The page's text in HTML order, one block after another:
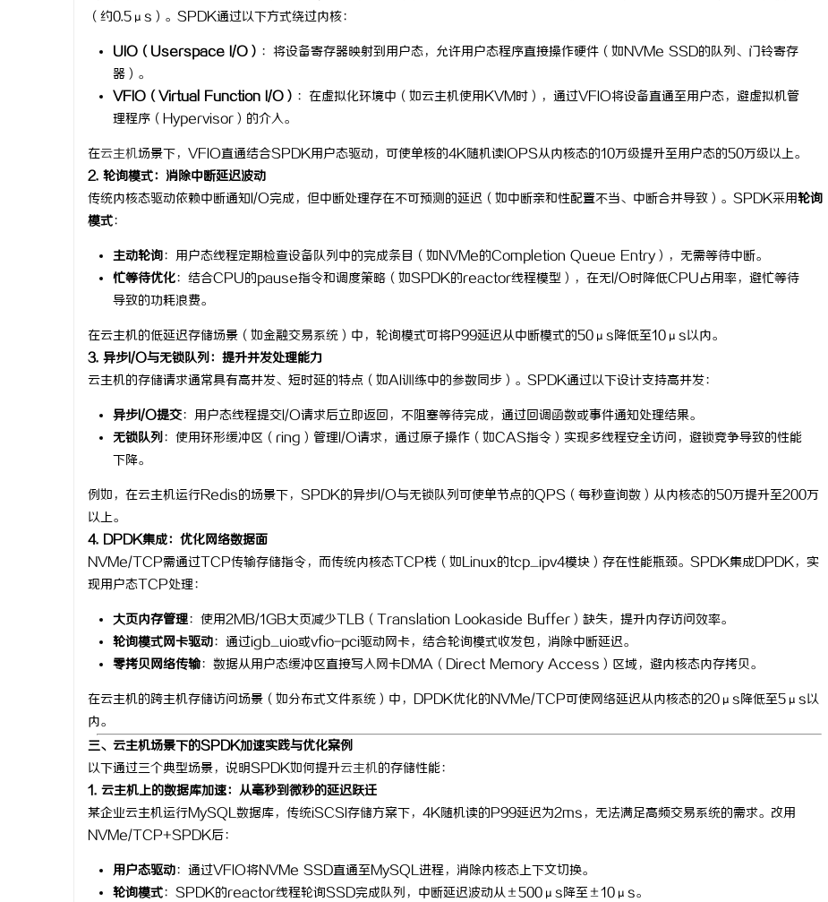
（约0.5μs）。SPDK通过以下方式绕过内核：
UIO（Userspace I/O） ：将设备寄存器映射到用户态，允许用户态程序直接操作硬件（如NVMe SSD的队列、门铃寄存
器）。
VFIO（Virtual Function I/O） ：在虚拟化环境中（如云主机使用KVM时），通过VFIO将设备直通至用户态，避虚拟机管
理程序（Hypervisor）的介入。
在云主机场景下，VFIO直通结合SPDK用户态驱动，可使单核的4K随机读IOPS从内核态的10万级提升至用户态的50万级以上。
2. 轮询模式：消除中断延迟波动
传统内核态驱动依赖中断通知I/O完成，但中断处理存在不可预测的延迟（如中断亲和性配置不当、中断合并导致）。SPDK采用轮询
模式：
主动轮询：用户态线程定期检查设备队列中的完成条目（如NVMe的Completion Queue Entry），无需等待中断。
忙等待优化：结合CPU的pause指令和调度策略（如SPDK的reactor线程模型），在无I/O时降低CPU占用率，避忙等待
导致的功耗浪费。
在云主机的低延迟存储场景（如金融交易系统）中，轮询模式可将P99延迟从中断模式的50μs降低至10μs以内。
3. 异步I/O与无锁队列：提升并发处理能力
云主机的存储请求通常具有高并发、短时延的特点（如AI训练中的参数同步）。SPDK通过以下设计支持高并发：
异步I/O提交：用户态线程提交I/O请求后立即返回，不阻塞等待完成，通过回调函数或事件通知处理结果。
无锁队列：使用环形缓冲区（ring）管理I/O请求，通过原子操作（如CAS指令）实现多线程安全访问，避锁竞争导致的性能
下降。
例如，在云主机运行Redis的场景下，SPDK的异步I/O与无锁队列可使单节点的QPS（每秒查询数）从内核态的50万提升至200万
以上。
4. DPDK集成：优化网络数据面
NVMe/TCP需通过TCP传输存储指令，而传统内核态TCP栈（如Linux的tcp_ipv4模块）存在性能瓶颈。SPDK集成DPDK，实
现用户态TCP处理：
大页内存管理：使用2MB/1GB大页减少TLB（Translation Lookaside Buffer）缺失，提升内存访问效率。
轮询模式网卡驱动：通过igb_uio或vfio-pci驱动网卡，结合轮询模式收发包，消除中断延迟。
零拷贝网络传输：数据从用户态缓冲区直接写入网卡DMA（Direct Memory Access）区域，避内核态内存拷贝。
在云主机的跨主机存储访问场景（如分布式文件系统）中，DPDK优化的NVMe/TCP可使网络延迟从内核态的20μs降低至5μs以
内。
三、云主机场景下的SPDK加速实践与优化案例
以下通过三个典型场景，说明SPDK如何提升云主机的存储性能：
1. 云主机上的数据库加速：从毫秒到微秒的延迟跃迁
某企业云主机运行MySQL数据库，传统iSCSI存储方案下，4K随机读的P99延迟为2ms，无法满足高频交易系统的需求。改用
NVMe/TCP+SPDK后：
用户态驱动：通过VFIO将NVMe SSD直通至MySQL进程，消除内核态上下文切换。
轮询模式：SPDK的reactor线程轮询SSD完成队列，中断延迟波动从±500μs降至±10μs。